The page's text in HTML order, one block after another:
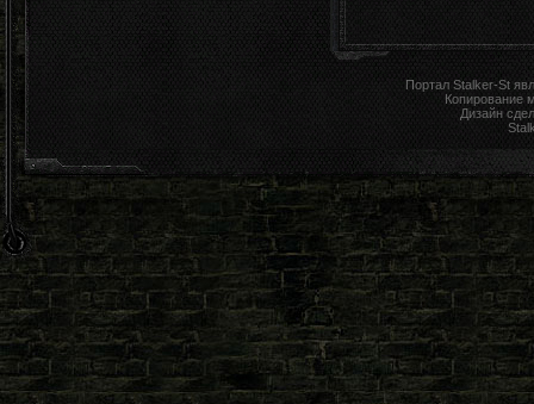
Портал Stalker-St
Копирование
Дизайн